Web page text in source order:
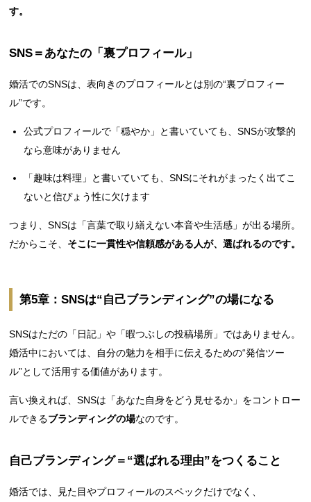
す。
SNS＝あなたの「裏プロフィール」
婚活でのSNSは、表向きのプロフィールとは別の“裏プロフィー
ル”です。
公式プロフィールで「穏やか」と書いていても、SNSが攻撃的
なら意味がありません
「趣味は料理」と書いていても、SNSにそれがまったく出てこ
ないと信ぴょう性に欠けます
つまり、SNSは「言葉で取り繕えない本音や生活感」が出る場所。
だからこそ、 そこに一貫性や信頼感がある人が、選ばれるのです。
第5章：SNSは“自己ブランディング”の場になる
SNSはただの「日記」や「暇つぶしの投稿場所」ではありません。
婚活中においては、自分の魅力を相手に伝えるための“発信ツー
ル”として活用する価値があります。
言い換えれば、SNSは「あなた自身をどう見せるか」をコントロー
ルできるブランディングの場なのです。
自己ブランディング＝“選ばれる理由”をつくること
婚活では、見た目やプロフィールのスペックだけでなく、